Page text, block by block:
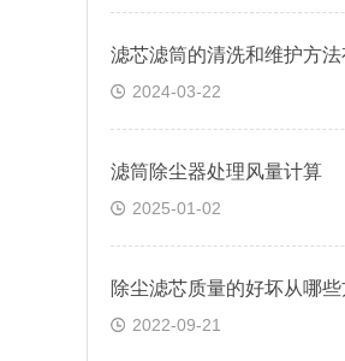
滤芯滤筒的清洗和维护方法
2024-03-22
滤筒除尘器处理风量计算
2025-01-02
2022-09-21